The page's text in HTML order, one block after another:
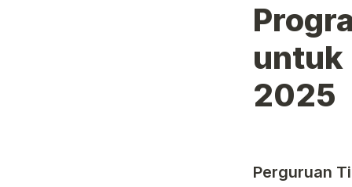
untuk
2025
Perguruan